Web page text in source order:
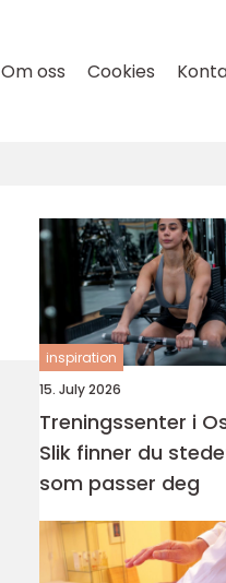
Om oss Cookies
inspiration
15. July 2026
Treningssenter i
Slik finner du
som passer deg